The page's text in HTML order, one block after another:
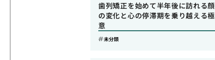
歯列矯正を始めて半年後に訪れる顔
の変化と心の停滞期を乗り越える極
意
未分類